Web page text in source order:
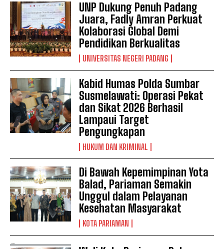
UNP Dukung Penuh Padang
Juara, Fadly Amran Perkuat
Kolaborasi Global Demi
Pendidikan Berkualitas
UNIVERSITAS NEGERI PADANG
Kabid Humas Polda Sumbar
Susmelawati: Operasi Pekat
dan Sikat 2026 Berhasil
Lampaui Target
Pengungkapan
HUKUM DAN KRIMINAL
Di Bawah Kepemimpinan Yota
Balad, Pariaman Semakin
Unggul dalam Pelayanan
Kesehatan Masyarakat
KOTA PARIAMAN